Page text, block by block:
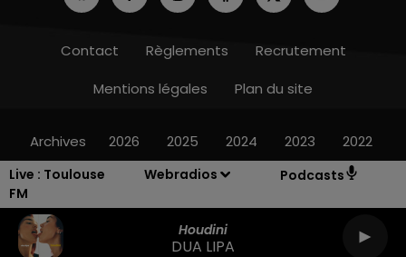
Live : Toulouse
FM
Webradios Podcasts
Houdini
DUA LIPA
Contact Règlements
Recrutement
Mentions légales
Plan du site
Archives 2026 2025 2024 2023 2022